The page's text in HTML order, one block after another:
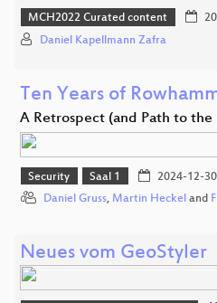
MCH2022 Curated content
Daniel Kapellmann Zafra
Ten Years of
A Retrospect (and Path to the
Security Saal 1 2024-12-30
Daniel Gruss, Martin Heckel and
Neues vom GeoStyler